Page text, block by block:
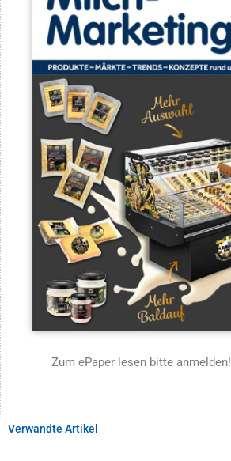
Zum ePaper lesen bitte anmelden!
Verwandte Artikel